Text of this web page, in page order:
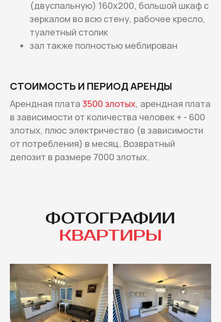
(двуспальную) 160х200, большой шкаф с
зеркалом во всю стену, рабочее кресло,
туалетный столик
зал также полностью меблирован
СТОИМОСТЬ И ПЕРИОД АРЕНДЫ
Арендная плата 3500 злотых, арендная плата
в зависимости от количества человек + - 600
злотых, плюс электричество (в зависимости
от потребления) в месяц. Возвратный
депозит в размере 7000 злотых.
ФОТОГРАФИИ
КВАРТИРЫ